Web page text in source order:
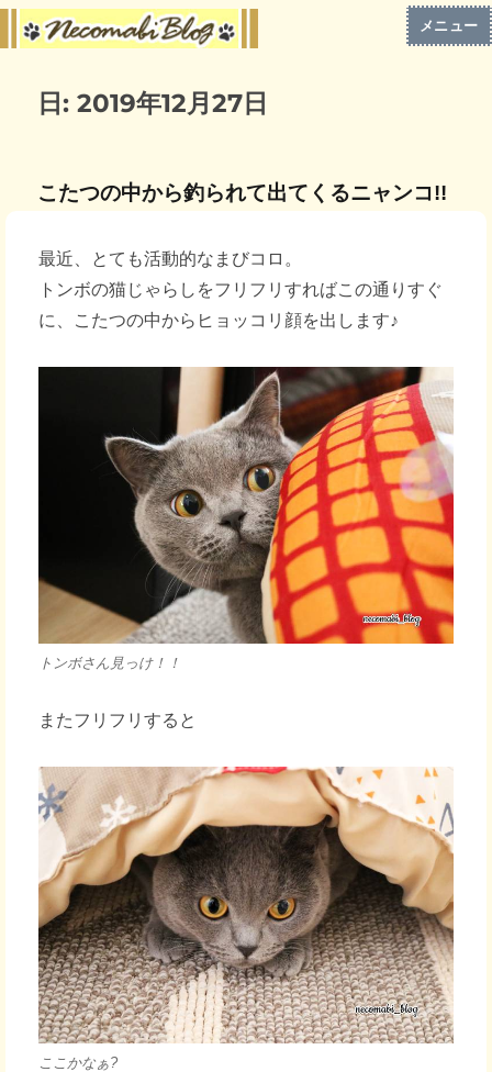
メニュー
日:2019年12月27日
こたつの中から釣られて出てくるニャンコ!!
最近、とても活動的なまびコロ。
トンボの猫じゃらしをフリフリすればこの通りすぐ
に、こたつの中からヒョッコリ顔を出します♪
トンボさん見っけ！！
またフリフリすると
ここかなぁ?